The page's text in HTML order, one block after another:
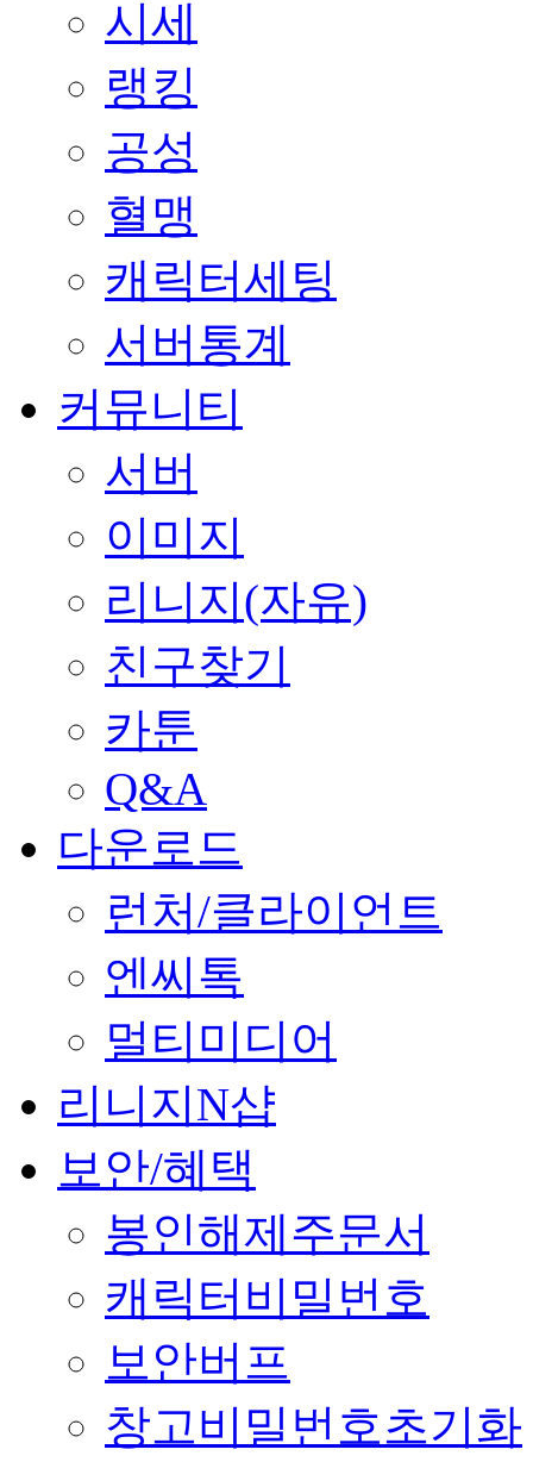
시세
랭킹
공성
혈맹
캐릭터세팅
서버통계
커뮤니티
서버
이미지
리니지(자유)
친구찾기
카툰
Q&A
다운로드
런처/클라이언트
엔씨톡
멀티미디어
리니지N샵
보안/혜택
봉인해제주문서
캐릭터비밀번호
보안버프
창고비밀번호초기화